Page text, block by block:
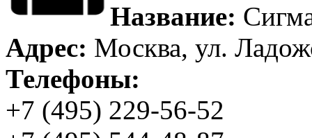
Название:
Адрес: Москва, ул.
Телефоны:
+7 (495) 229-56-52